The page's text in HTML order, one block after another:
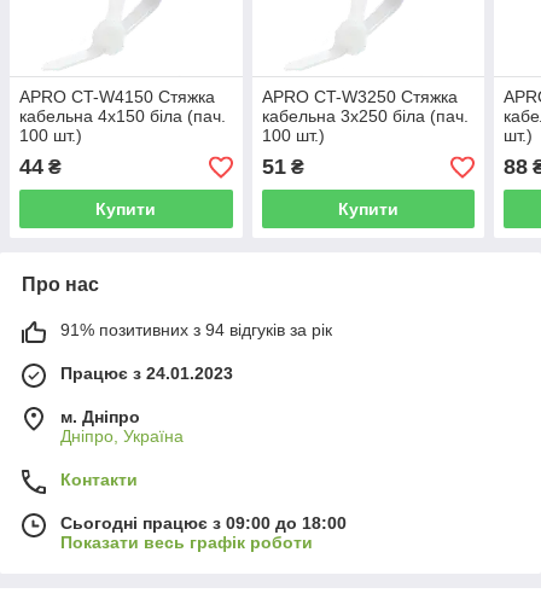
APRO CT-W4150 Стяжка
кабельна 4х150 біла (пач.
100 шт.)
44 ₴
Купити
APRO CT-W3250 Стяжка
кабельна 3х250 біла (пач.
100 шт.)
51₴
Купити
шт.)
88
Про нас
91% позитивних з 94 відгуків за рік
Працює з 24.01.2023
м. Дніпро
Дніпро, Україна
Контакти
Сьогодні працює з 09:00 до 18:00
Показати весь графік роботи